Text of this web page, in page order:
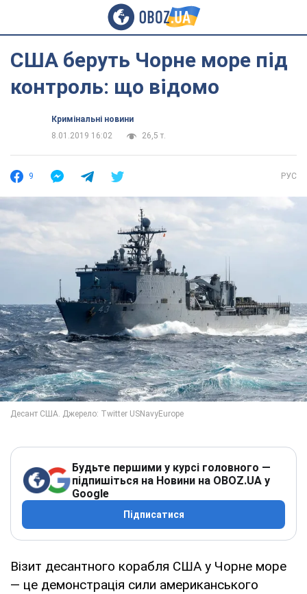
США беруть Чорне море під
контроль: що відомо
Кримінальні новини
8.01.2019 16:02
26,5 т.
9 РУС
Будьте першими у курсі головного —
підпишіться на Новини на OBOZ.UA у
Google
Підписатися
Візит десантного корабля США у Чорне море
— це демонстрація сили американського